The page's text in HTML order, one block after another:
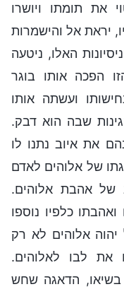
את תומתו ויושרו
יראת אל והישמרות
האלו, ניטעה
הפכה אותו בוגר
ועשתה אותו
שבה הוא דבק.
את איוב נתנו לו
של אלוהים לאדם
של אהבת אלוהים.
כלפיו נוספו
יהוה אלוהים לא רק
את לבו לאלוהים.
הדאגה שחש